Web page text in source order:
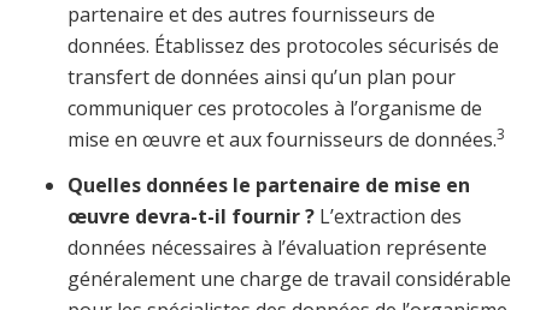
partenaire et des autres fournisseurs de
données. Établissez des protocoles sécurisés de
transfert de données ainsi qu’un plan pour
communiquer ces protocoles à l’organisme de
mise en œuvre et aux fournisseurs de données.3
Quelles données le partenaire de mise en
œuvre devra-t-il fournir ? L’extraction des
données nécessaires à l’évaluation représente
généralement une charge de travail considérable